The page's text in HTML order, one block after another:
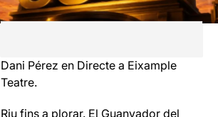
Dani Pérez en Directe a Eixample
Teatre.
Riu fins a plorar. El Guanyador del